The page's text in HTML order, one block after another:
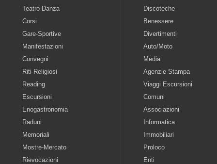
Teatro-Danza
Corsi
Gare-Sportive
Manifestazioni
Convegni
Riti-Religiosi
Reading
Escursioni
Enogastronomia
Raduni
Memoriali
Mostre-Mercato
Rievocazioni
Discoteche
Benessere
Divertimenti
Auto/Moto
Media
Agenzie Stampa
Viaggi Escursioni
Comuni
Associazioni
Informatica
Immobiliari
Proloco
Enti